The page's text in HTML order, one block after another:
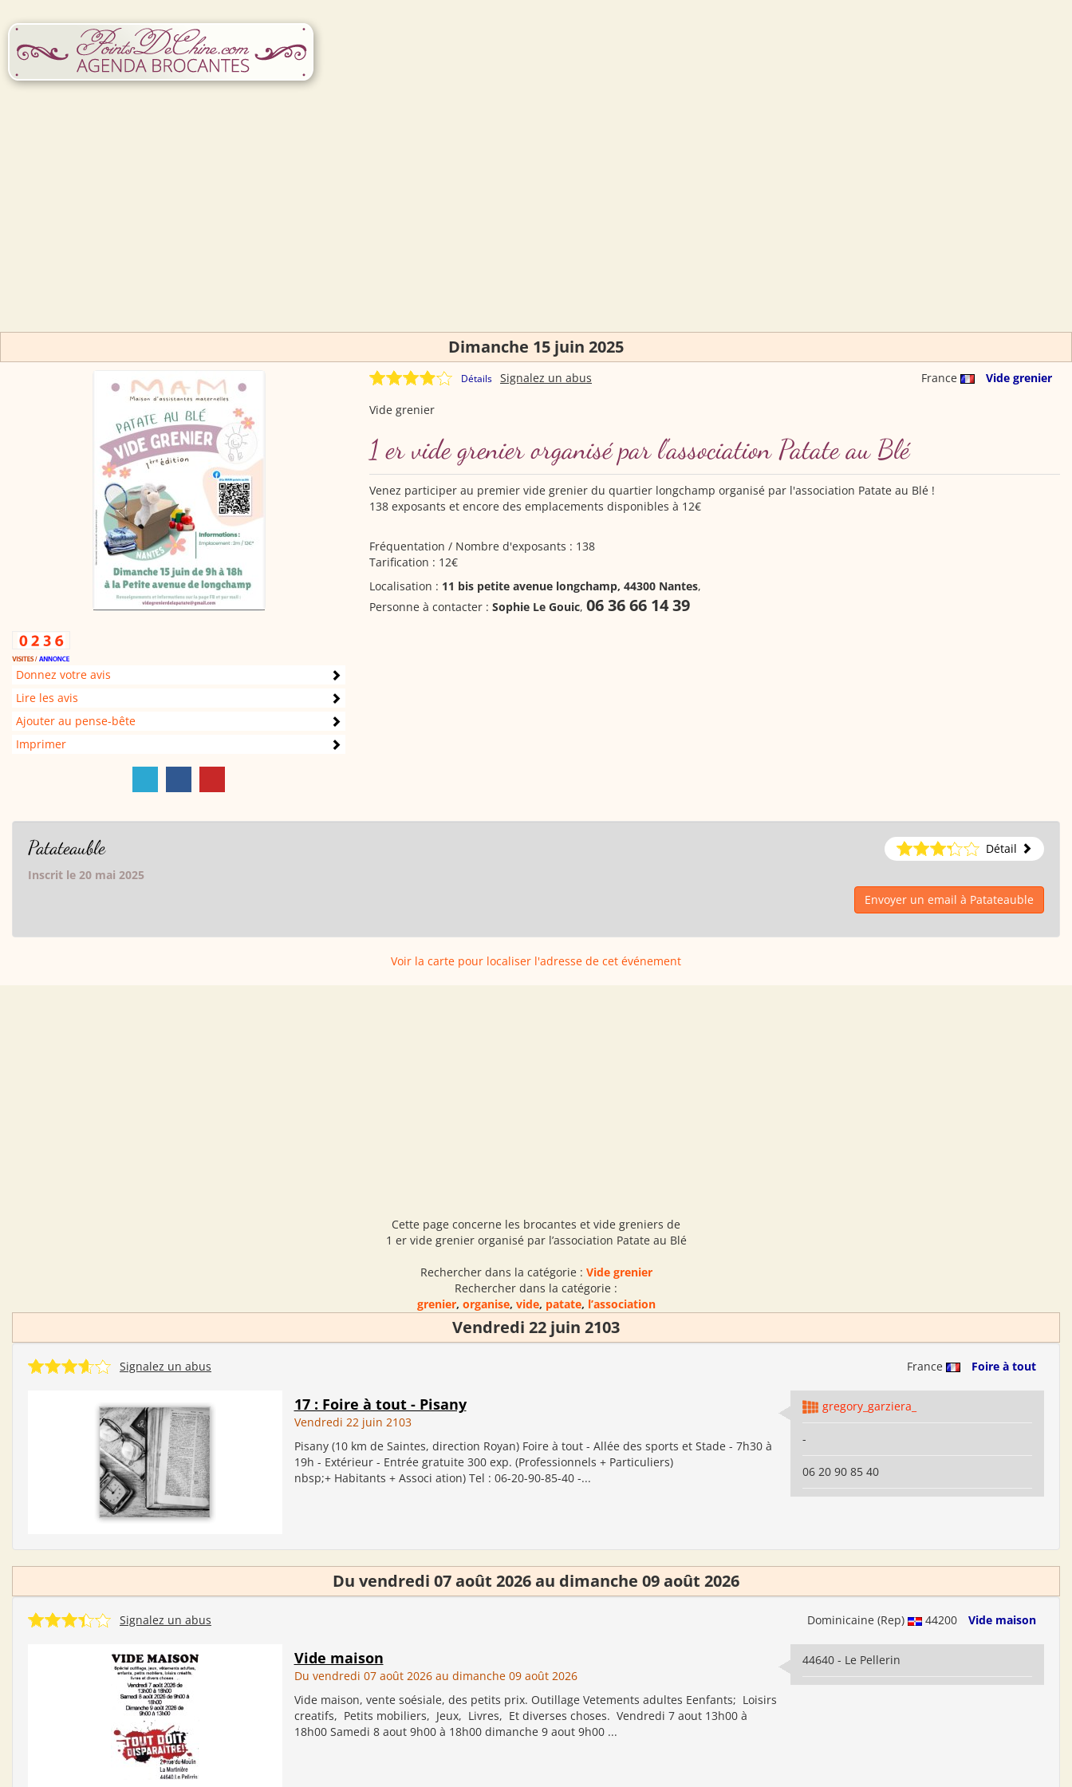
Dimanche 15 juin 2025
Donnez votre avis
Lire les avis
Ajouter au pense-bête
Imprimer
Détails France Vide grenier
Signalez un abus
Vide grenier
1 er vide grenier organisé par l'association Patate au Blé
Venez participer au premier vide grenier du quartier longchamp organisé par l'association Patate au Blé !
138 exposants et encore des emplacements disponibles à 12€
Fréquentation / Nombre d'exposants : 138
Tarification : 12€
Localisation : 11 bis petite avenue longchamp, 44300 Nantes,
Personne à contacter : Sophie Le Gouic, 06 36 66 14 39
Patateauble
Détail
Inscrit le 20 mai 2025
Envoyer un email à Patateauble
Voir la carte pour localiser l'adresse de cet événement
Cette page concerne les brocantes et vide greniers de
1 er vide grenier organisé par l’association Patate au Blé
Rechercher dans la catégorie : Vide grenier
Rechercher dans la catégorie :
grenier, organise, vide, patate, l’association
Vendredi 22 juin 2103
France Foire à tout
Signalez un abus
17 : Foire à tout - Pisany
Vendredi 22 juin 2103
Pisany (10 km de Saintes, direction Royan) Foire à tout - Allée des sports et Stade - 7h30 à
19h - Extérieur - Entrée gratuite 300 exp. (Professionnels + Particuliers)
nbsp;+ Habitants + Associ ation) Tel : 06-20-90-85-40 -...
gregory_garziera_
-
06 20 90 85 40
Du vendredi 07 août 2026 au dimanche 09 août 2026
Dominicaine (Rep) 44200 Vide maison
Signalez un abus
Vide maison
Du vendredi 07 août 2026 au dimanche 09 août 2026
Vide maison, vente soésiale, des petits prix. Outillage Vetements adultes Eenfants; Loisirs
creatifs, Petits mobiliers, Jeux, Livres, Et diverses choses. Vendredi 7 aout 13h00 à
18h00 Samedi 8 aout 9h00 à 18h00 dimanche 9 aout 9h00 ...
44640 - Le Pellerin